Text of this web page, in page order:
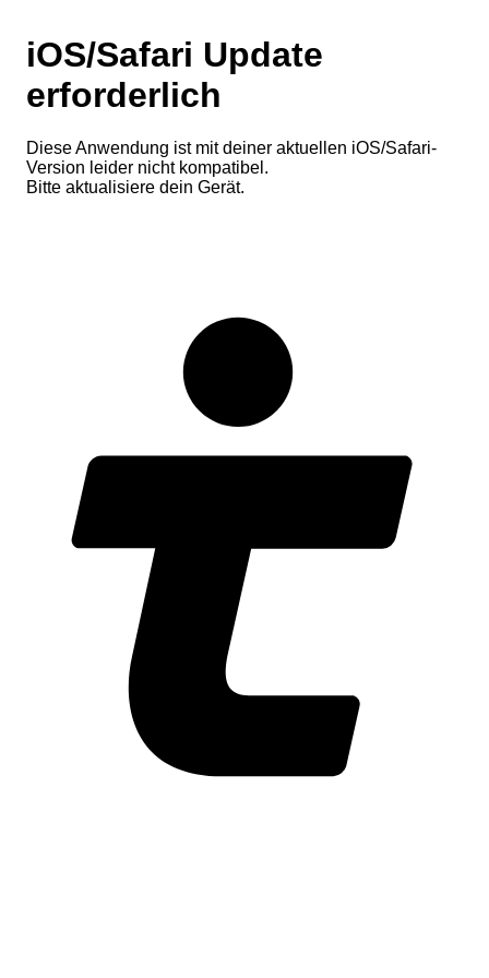
iOS/Safari Update
erforderlich
Diese Anwendung ist mit deiner aktuellen iOS/Safari-
Version leider nicht kompatibel.
Bitte aktualisiere dein Gerät.